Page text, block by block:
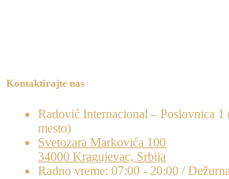
Kontaktirajte nas
Radović Internacional – Poslovnica 1
mesto)
Svetozara Markovića 100
34000 Kragujevac, Srbija
Radno vreme: 07:00 - 20:00 /